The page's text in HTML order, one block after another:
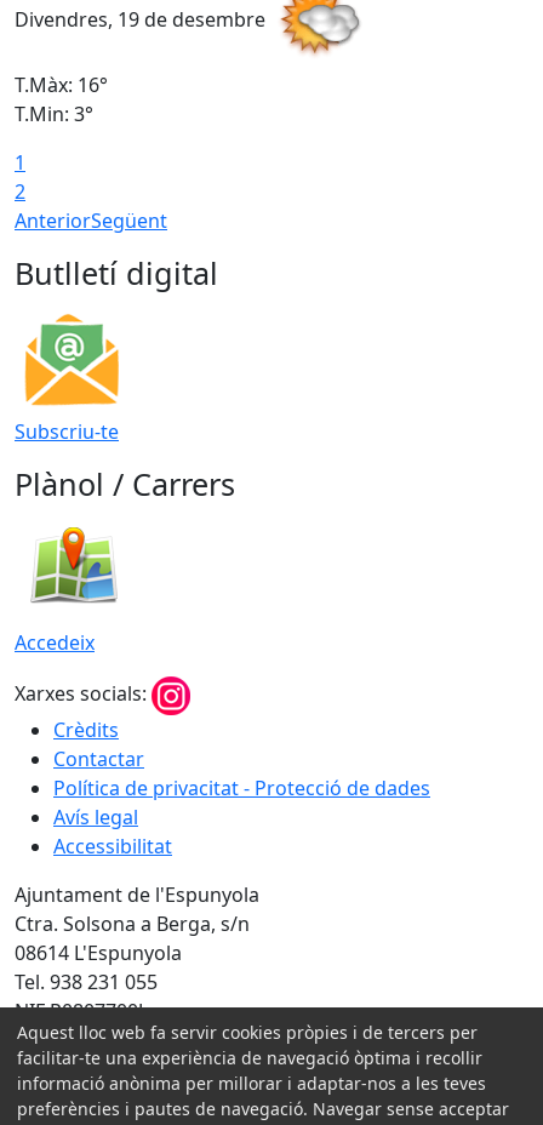
Divendres, 19 de desembre
T.Màx: 16°
T.Min: 3°
1
2
AnteriorSegüent
Butlletí digital
Subscriu-te
Plànol / Carrers
Accedeix
Xarxes socials:
Crèdits
Contactar
Política de privacitat - Protecció de dades
Avís legal
Accessibilitat
Ajuntament de l'Espunyola
Ctra. Solsona a Berga, s/n
08614 L'Espunyola
Tel. 938 231 055
NIF P0807700J
Amb la col·laboració de:
Aquest lloc web fa servir cookies pròpies i de tercers per
facilitar-te una experiència de navegació òptima i recollir
informació anònima per millorar i adaptar-nos a les teves
preferències i pautes de navegació. Navegar sense acceptar